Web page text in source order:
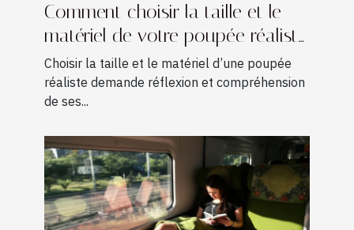
Comment choisir la taille et le
matériel de votre poupée réaliste
?
Choisir la taille et le matériel d’une poupée
réaliste demande réflexion et compréhension
de ses...